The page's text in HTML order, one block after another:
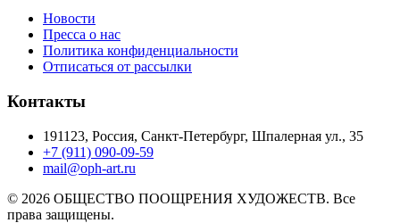
Новости
Пресса о нас
Политика конфиденциальности
Отписаться от рассылки
Контакты
191123, Россия, Санкт-Петербург, Шпалерная ул., 35
+7 (911) 090-09-59
mail@oph-art.ru
© 2026 ОБЩЕСТВО ПООЩРЕНИЯ ХУДОЖЕСТВ. Все
права защищены.